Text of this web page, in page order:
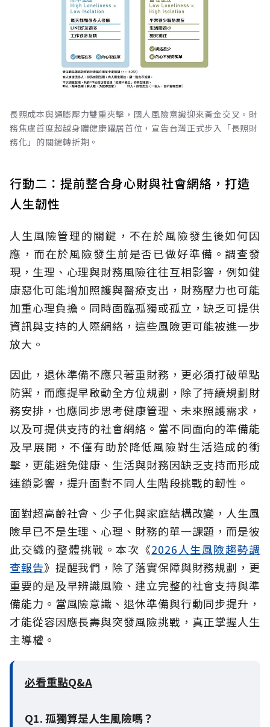
長照成本與通膨壓力雙重夾擊，國人風險意識迎來黃金交叉。財
務焦慮首度超越身體健康躍居首位，宣告台灣正式步入「長照財
務化」的關鍵轉折期。
行動二：提前整合身心財與社會網絡，打造
人生韌性
人生風險管理的關鍵，不在於風險發生後如何因
應，而在於風險發生前是否已做好準備。調查發
現，生理、心理與財務風險往往互相影響，例如健
康惡化可能增加照護與醫療支出，財務壓力也可能
加重心理負擔。同時面臨孤獨或孤立，缺乏可提供
資訊與支持的人際網絡，這些風險更可能被進一步
放大。
因此，退休準備不應只著重財務，更必須打破單點
防禦，而應提早啟動全方位規劃，除了持續規劃財
務安排，也應同步思考健康管理、未來照護需求，
以及可提供支持的社會網絡。當不同面向的準備能
及早展開，不僅有助於降低風險對生活造成的衝
擊，更能避免健康、生活與財務因缺乏支持而形成
連鎖影響，提升面對不同人生階段挑戰的韌性。
面對超高齡社會、少子化與家庭結構改變，人生風
險早已不是生理、心理、財務的單一課題，而是彼
此交織的整體挑戰。本次《2026人生風險趨勢調
查報告》提醒我們，除了落實保障與財務規劃，更
重要的是及早辨識風險、建立完整的社會支持與準
備能力。當風險意識、退休準備與行動同步提升，
才能從容因應長壽與突發風險挑戰，真正掌握人生
主導權。
必看重點Q&A
Q1. 孤獨算是人生風險嗎？